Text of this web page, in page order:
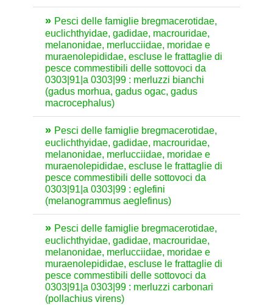
Pesci delle famiglie bregmacerotidae,
euclichthyidae, gadidae, macrouridae,
melanonidae, merlucciidae, moridae e
muraenolepididae, escluse le frattaglie di
pesce commestibili delle sottovoci da
0303|91|a 0303|99 : merluzzi bianchi
(gadus morhua, gadus ogac, gadus
macrocephalus)
Pesci delle famiglie bregmacerotidae,
euclichthyidae, gadidae, macrouridae,
melanonidae, merlucciidae, moridae e
muraenolepididae, escluse le frattaglie di
pesce commestibili delle sottovoci da
0303|91|a 0303|99 : eglefini
(melanogrammus aeglefinus)
Pesci delle famiglie bregmacerotidae,
euclichthyidae, gadidae, macrouridae,
melanonidae, merlucciidae, moridae e
muraenolepididae, escluse le frattaglie di
pesce commestibili delle sottovoci da
0303|91|a 0303|99 : merluzzi carbonari
(pollachius virens)